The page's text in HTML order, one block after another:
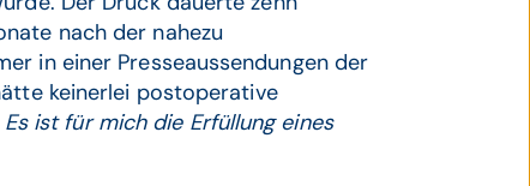
nach der nahezu
in einer Presseaussendungen der
keinerlei postoperative
Es ist für mich die Erfüllung eines